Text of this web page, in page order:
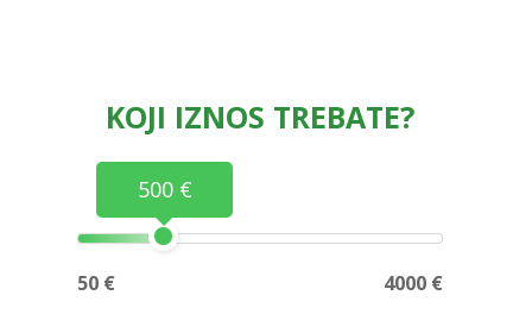
KOJI IZNOS TREBATE?
500 €
50 € 4000 €